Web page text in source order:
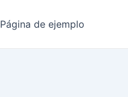
Página de ejemplo